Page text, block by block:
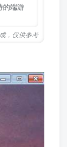
的端游
，仅供参考